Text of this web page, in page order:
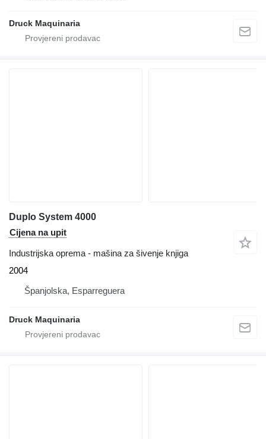
Druck Maquinaria
Duplo System 4000
Cijena na upit
Industrijska oprema - mašina za šivenje knjiga
2004
Španjolska, Esparreguera
Druck Maquinaria